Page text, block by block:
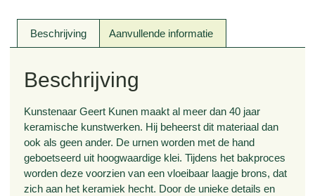
Beschrijving Aanvullende informatie
Beschrijving
Kunstenaar Geert Kunen maakt al meer dan 40 jaar
keramische kunstwerken. Hij beheerst dit materiaal dan
ook als geen ander. De urnen worden met de hand
geboetseerd uit hoogwaardige klei. Tijdens het bakproces
worden deze voorzien van een vloeibaar laagje brons, dat
zich aan het keramiek hecht. Door de unieke details en